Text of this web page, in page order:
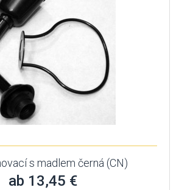
s madlem černá (CN)
ab 13,45 €